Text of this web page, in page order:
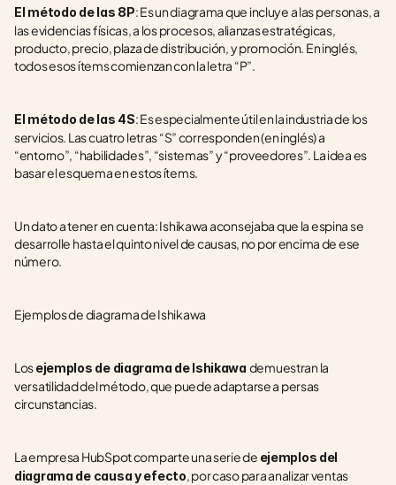
El método de las 8P: Es un diagrama que incluye a las personas, a
las evidencias físicas, a los procesos, alianzas estratégicas,
producto, precio, plaza de distribución, y promoción. En inglés,
todos esos ítems comienzan con la letra “P”.
El método de las 4S: Es especialmente útil en la industria de los
servicios. Las cuatro letras “S” corresponden (en inglés) a
“entorno”, “habilidades”, “sistemas” y “proveedores”. La idea es
basar el esquema en estos ítems.
Un dato a tener en cuenta: Ishikawa aconsejaba que la espina se
desarrolle hasta el quinto nivel de causas, no por encima de ese
número.
Ejemplos de diagrama de Ishikawa
Los ejemplos de diagrama de Ishikawa demuestran la
versatilidad del método, que puede adaptarse a persas
circunstancias.
La empresa HubSpot comparte una serie de ejemplos del
diagrama de causa y efecto, por caso para analizar ventas